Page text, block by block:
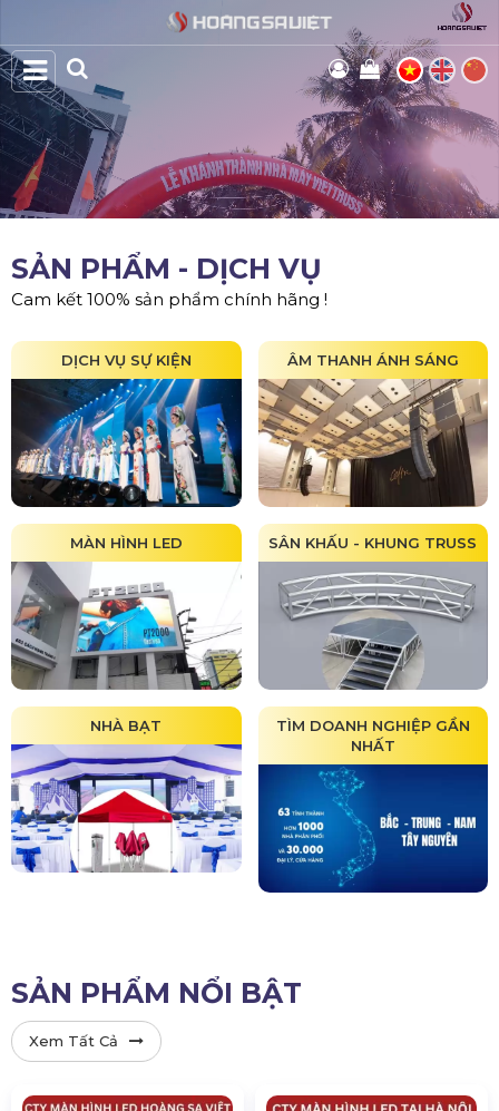
SẢN PHẨM - DỊCH VỤ
Cam kết 100% sản phẩm chính hãng !
DỊCH VỤ SỰ KIỆN ÂM THANH ÁNH SÁNG
MÀN HÌNH LED SÂN KHẤU - KHUNG TRUSS
NHÀ BẠT
TÌM DOANH NGHIỆP GẦN
NHẤT
SẢN PHẨM NỔI BẬT
Xem Tất Cả